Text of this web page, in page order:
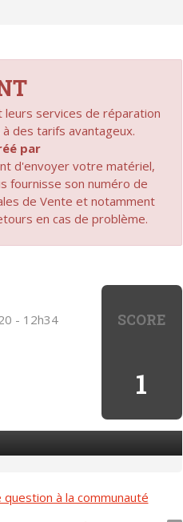
services de réparation
des tarifs avantageux.
par
d'envoyer votre matériel,
fournisse son numéro de
de Vente et notamment
en cas de problème.
SCORE
1
- 12h34
à la communauté